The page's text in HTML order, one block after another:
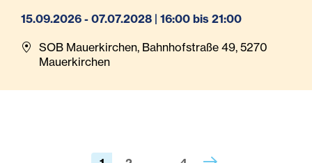
15.09.2026 - 07.07.2028 | 16:00 bis 21:00
SOB Mauerkirchen, Bahnhofstraße 49, 5270
Mauerkirchen